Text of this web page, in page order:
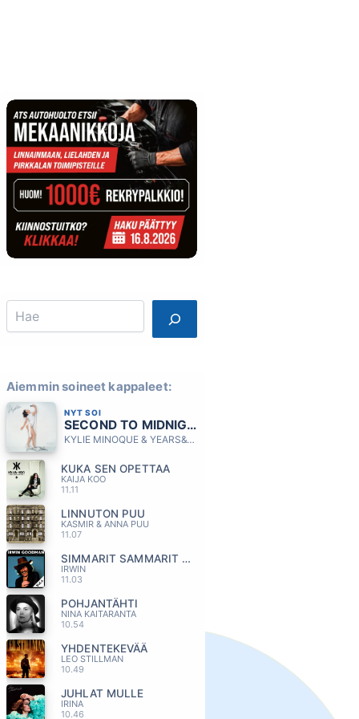
Search
Aiemmin soineet kappaleet:
NYT SOI
SECOND TO MIDNIGHT
KYLIE MINOQUE & YEARS&YEARS
KUKA SEN OPETTAA
KAIJA KOO
11.11
LINNUTON PUU
KASMIR & ANNA PUU
11.07
SIMMARIT SAMMARIT KUMMARIT JA PIPO
IRWIN
11.03
POHJANTÄHTI
NINA KAITARANTA
10.54
YHDENTEKEVÄÄ
LEO STILLMAN
10.49
JUHLAT MULLE
IRINA
10.46